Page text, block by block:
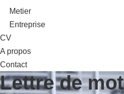
Metier
Entreprise
CV
A propos
Contact
Lettre de